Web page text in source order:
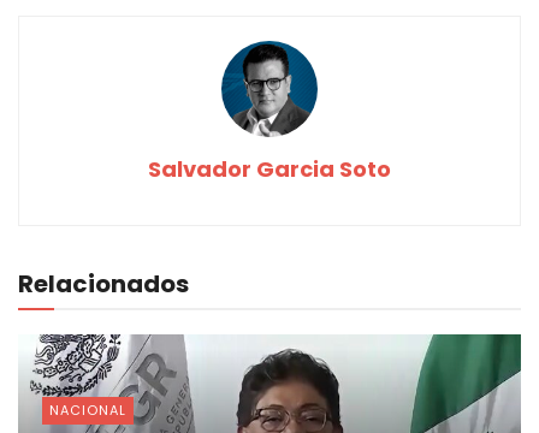
Salvador Garcia Soto
Relacionados
NACIONAL